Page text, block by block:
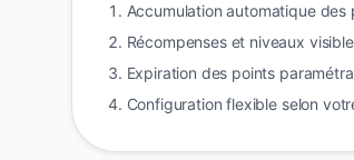
Accumulation automatique
Récompenses et niveaux
Expiration des points
Configuration flexible selon